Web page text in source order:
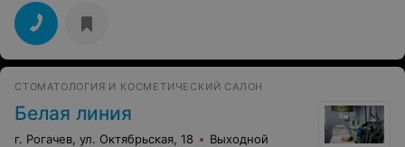
СТОМАТОЛОГИЯ И КОСМЕТИЧЕСКИЙ САЛОН
Белая линия
г. Рогачев, ул. Октябрьская, 18 Выходной